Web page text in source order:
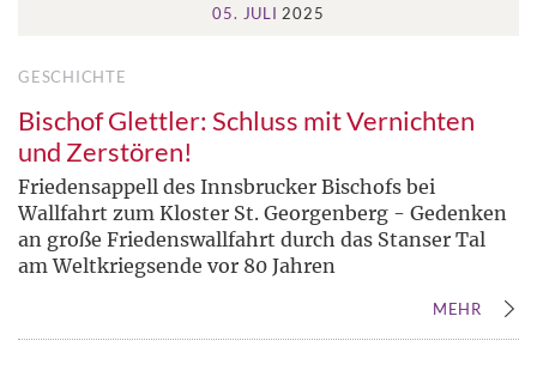
05. JULI 2025
GESCHICHTE
Bischof Glettler: Schluss mit Vernichten
und Zerstören!
Friedensappell des Innsbrucker Bischofs bei
Wallfahrt zum Kloster St. Georgenberg - Gedenken
an große Friedenswallfahrt durch das Stanser Tal
am Weltkriegsende vor 80 Jahren
MEHR